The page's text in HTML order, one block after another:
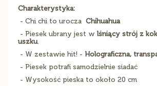
Charakterystyka:
- Chi chi to urocza Chihuahua
- Piesek ubrany jest w lśniący strój z
uszku.
- W zestawie hit! - Holograficzna,
- Piesek potrafi samodzielnie siadać
- Wysokość pieska to około 20 cm